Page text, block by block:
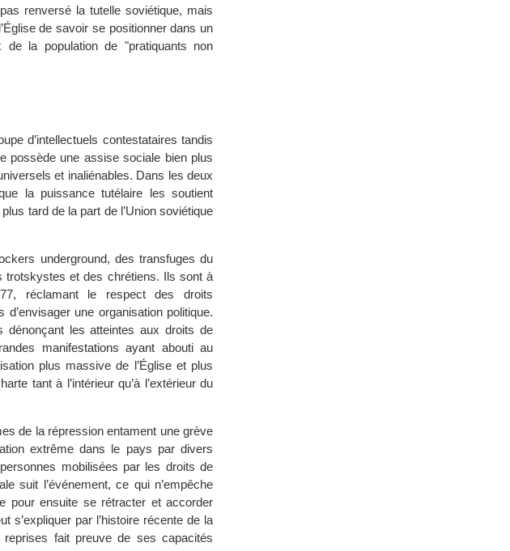
renversé la tutelle soviétique, mais
de savoir se positionner dans un
la population de "pratiquants non
d’intellectuels contestataires tandis
possède une assise sociale bien plus
et inaliénables. Dans les deux
la puissance tutélaire les soutient
tard de la part de l’Union soviétique
underground, des transfuges du
trotskystes et des chrétiens. Ils sont à
réclamant le respect des droits
une organisation politique.
dénonçant les atteintes aux droits de
manifestations ayant abouti au
plus massive de l’Église et plus
tant à l’intérieur qu’à l’extérieur du
de la répression entament une grève
extrême dans le pays par divers
mobilisées par les droits de
suit l’événement, ce qui n’empêche
pour ensuite se rétracter et accorder
s’expliquer par l’histoire récente de la
fait preuve de ses capacités